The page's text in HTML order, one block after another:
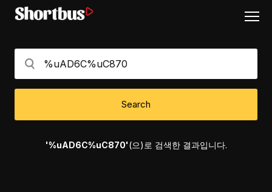
Search
'%uAD6C%uC870'(으)로 검색한 결과입니다.